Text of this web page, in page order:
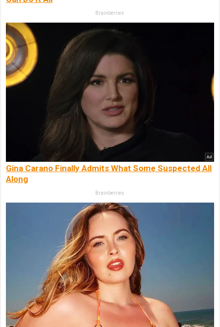
Brainberries
Gina Carano Finally Admits What Some Suspected All
Along
Brainberries